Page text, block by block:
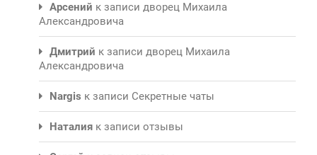
Арсений к записи дворец Михаила
Александровича
Дмитрий к записи дворец Михаила
Александровича
Nargis к записи Секретные чаты
Наталия к записи отзывы